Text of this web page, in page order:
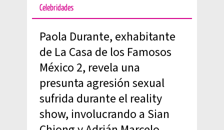
Celebridades
Paola Durante, exhabitante
de La Casa de los Famosos
México 2, revela una
presunta agresión sexual
sufrida durante el reality
show, involucrando a Sian